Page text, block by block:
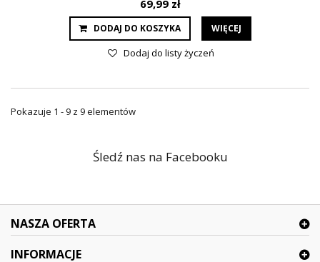
69,99 zł
DODAJ DO KOSZYKA WIĘCEJ
Dodaj do listy życzeń
Pokazuje 1 - 9 z 9 elementów
Śledź nas na Facebooku
NASZA OFERTA
INFORMACJE